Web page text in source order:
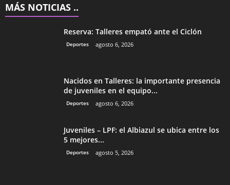
MÁS NOTICIAS ..
Reserva: Talleres empató ante el Ciclón
Deportes agosto 6, 2026
Nacidos en Talleres: la importante presencia
de juveniles en el equipo...
Deportes agosto 6, 2026
Juveniles – LPF: el Albiazul se ubica entre los
5 mejores...
Deportes agosto 5, 2026